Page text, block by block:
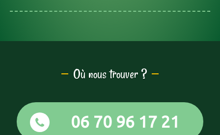
Où nous trouver ?
06 70 96 17 21